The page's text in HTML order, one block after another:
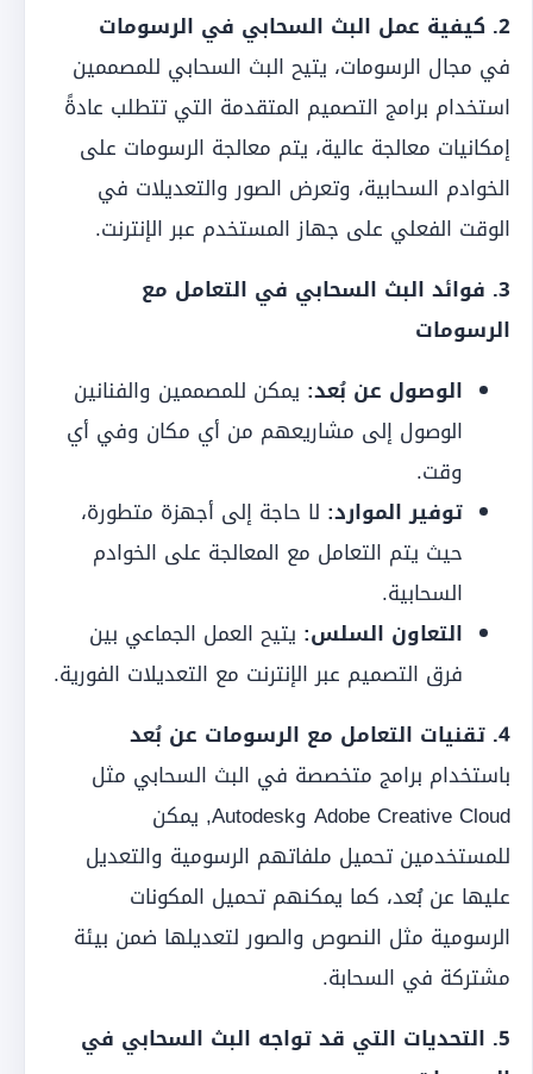
2. كيفية عمل البث السحابي في الرسومات
في مجال الرسومات، يتيح البث السحابي للمصممين
استخدام برامج التصميم المتقدمة التي تتطلب عادةً
إمكانيات معالجة عالية، يتم معالجة الرسومات على
الخوادم السحابية، وتعرض الصور والتعديلات في
الوقت الفعلي على جهاز المستخدم عبر الإنترنت.
3. فوائد البث السحابي في التعامل مع
الرسومات
الوصول عن بُعد: يمكن للمصممين والفنانين
الوصول إلى مشاريعهم من أي مكان وفي أي
وقت.
توفير الموارد: لا حاجة إلى أجهزة متطورة،
حيث يتم التعامل مع المعالجة على الخوادم
السحابية.
التعاون السلس: يتيح العمل الجماعي بين
فرق التصميم عبر الإنترنت مع التعديلات الفورية.
4. تقنيات التعامل مع الرسومات عن بُعد
باستخدام برامج متخصصة في البث السحابي مثل
Adobe Creative Cloud وAutodesk, يمكن
للمستخدمين تحميل ملفاتهم الرسومية والتعديل
عليها عن بُعد، كما يمكنهم تحميل المكونات
الرسومية مثل النصوص والصور لتعديلها ضمن بيئة
مشتركة في السحابة.
5. التحديات التي قد تواجه البث السحابي في